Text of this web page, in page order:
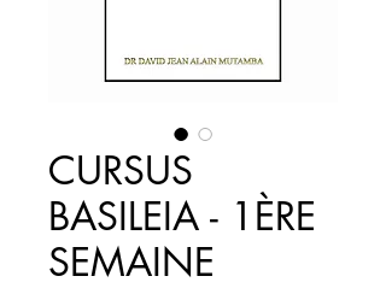
CURSUS
BASILEIA - 1ÈRE
SEMAINE